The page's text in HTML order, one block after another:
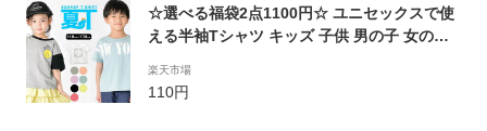
☆選べる福袋2点1100円☆ ユニセックスで使
える半袖Tシャツ キッズ 子供 男の子 女の子
しゃれ かわいい 可愛い かっこいい カッコイ
イ カジュアル シンプル ナチュラル 夏 90-15
楽天市場
110円